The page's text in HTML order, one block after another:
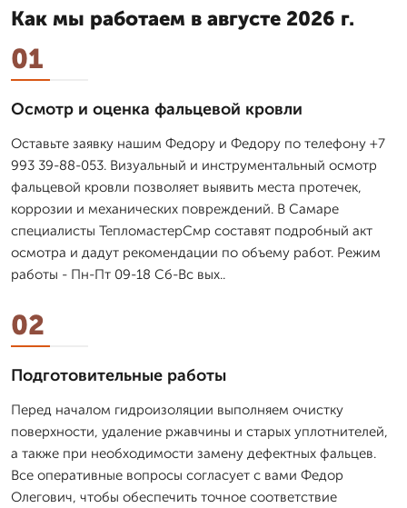
Как мы работаем в августе 2026 г.
01
Осмотр и оценка фальцевой кровли
Оставьте заявку нашим Федору и Федору по телефону +7
993 39-88-053. Визуальный и инструментальный осмотр
фальцевой кровли позволяет выявить места протечек,
коррозии и механических повреждений. В Самаре
специалисты ТепломастерСмр составят подробный акт
осмотра и дадут рекомендации по объему работ. Режим
работы - Пн-Пт 09-18 Сб-Вс вых..
02
Подготовительные работы
Перед началом гидроизоляции выполняем очистку
поверхности, удаление ржавчины и старых уплотнителей,
а также при необходимости замену дефектных фальцев.
Все оперативные вопросы согласует с вами Федор
Олегович, чтобы обеспечить точное соответствие